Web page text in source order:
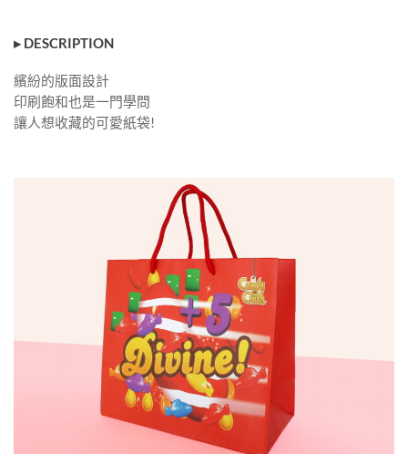
▸ DESCRIPTION
繽紛的版面設計
印刷飽和也是一門學問
讓人想收藏的可愛紙袋!